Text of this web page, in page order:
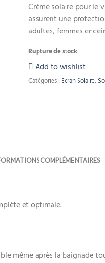
Crème solaire pour le
assurent une
adultes, femmes
Rupture de stock
Add to wishlist
Catégories : Ecran Solaire,
COMPLÉMENTAIRES
et optimale.
même après la baignade